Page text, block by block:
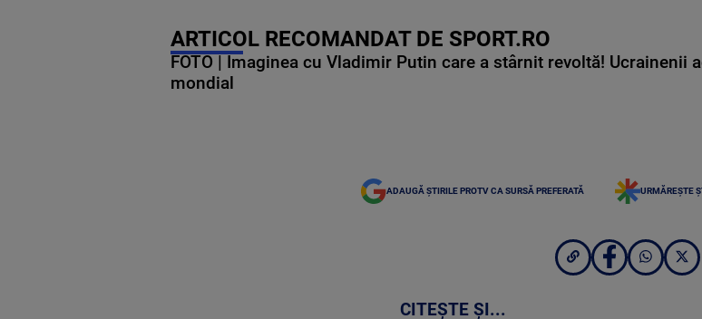
ARTICOL RECOMANDAT DE SPORT.RO
FOTO | Imaginea cu Vladimir Putin care a stârnit revoltă! Ucrainenii
mondial
ADAUGĂ ȘTIRILE PROTV CA SURSĂ PREFERATĂ URMĂREȘTE
CITEȘTE ȘI...